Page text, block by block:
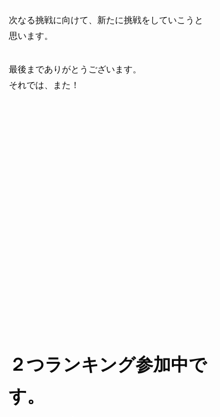
次なる挑戦に向けて、新たに挑戦をしていこうと
思います。
最後までありがとうございます。
それでは、また！
２つランキング参加中で
す。